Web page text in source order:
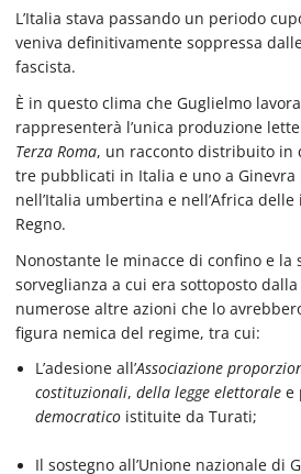
L’Italia stava passando un periodo
veniva definitivamente soppressa
fascista.
È in questo clima che Guglielmo
rappresenterà l’unica produzione
Terza Roma, un racconto distribuito in
tre pubblicati in Italia e uno a Ginevra
nell’Italia umbertina e nell’Africa
Regno.
Nonostante le minacce di confino e la
sorveglianza a cui era sottoposto
numerose altre azioni che lo
figura nemica del regime, tra cui:
L’adesione all’Associazione
costituzionali, della legge elettoralee
democraticoistituite da Turati;
Il sostegno all’Unione nazionale di